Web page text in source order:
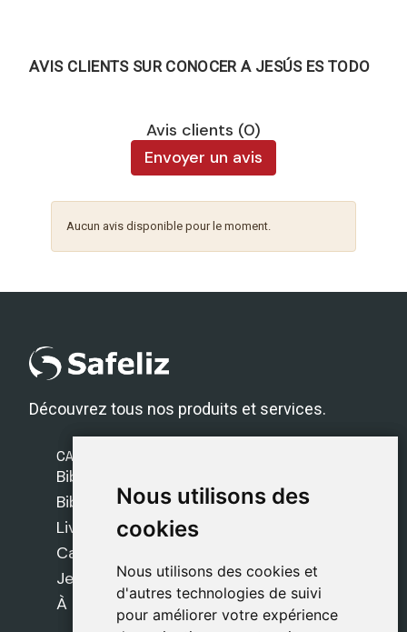
Nous utilisons des
cookies
Nous utilisons des cookies et
d'autres technologies de suivi
pour améliorer votre expérience
Nous utilisons des
cookies
Nous utilisons des cookies et
d'autres technologies de suivi
pour améliorer votre expérience
AVIS CLIENTS SUR CONOCER A JESÚS ES TODO
Avis clients (0)
Envoyer un avis
Aucun avis disponible pour le moment.
Découvrez tous nos produits et services.
CATÉGORIES
Bibles Safeliz
Bibles
Livres
Cadeaux
Jeux
À propos de nous